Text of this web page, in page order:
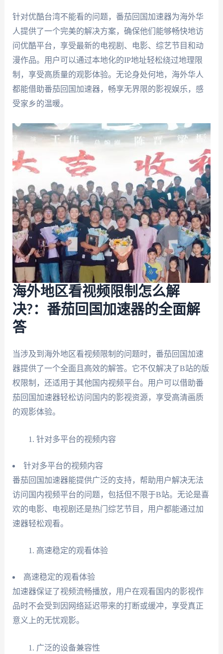
针对优酷台湾不能看的问题，番茄回国加速器为海外华
人提供了一个完美的解决方案，确保他们能够畅快地访
问优酷平台，享受最新的电视剧、电影、综艺节目和动
漫作品。用户可以通过本地化的IP地址轻松绕过地理限
制，享受高质量的观影体验。无论身处何地，海外华人
都能借助番茄回国加速器，畅享无界限的影视娱乐，感
受家乡的温暖。
海外地区看视频限制怎么解
决?：番茄回国加速器的全面解
答
当涉及到海外地区看视频限制的问题时，番茄回国加速
器提供了一个全面且高效的解答。它不仅解决了B站的版
权限制，还适用于其他国内视频平台。用户可以借助番
茄回国加速器轻松访问国内的影视资源，享受高清画质
的观影体验。
针对多平台的视频内容
针对多平台的视频内容
番茄回国加速器能提供广泛的支持，帮助用户解决无法
访问国内视频平台的问题，包括但不限于B站。无论是喜
欢的电影、电视剧还是热门综艺节目，用户都能通过加
速器轻松观看。
高速稳定的观看体验
高速稳定的观看体验
加速器保证了视频流畅播放，用户在观看国内的影视作
品时不会受到因网络延迟带来的打断或缓冲，享受真正
意义上的无忧观影。
广泛的设备兼容性